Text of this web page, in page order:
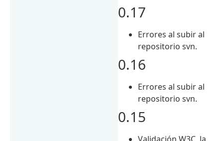
0.17
Errores al subir al
repositorio svn.
0.16
Errores al subir al
repositorio svn.
0.15
Validación W3C, la